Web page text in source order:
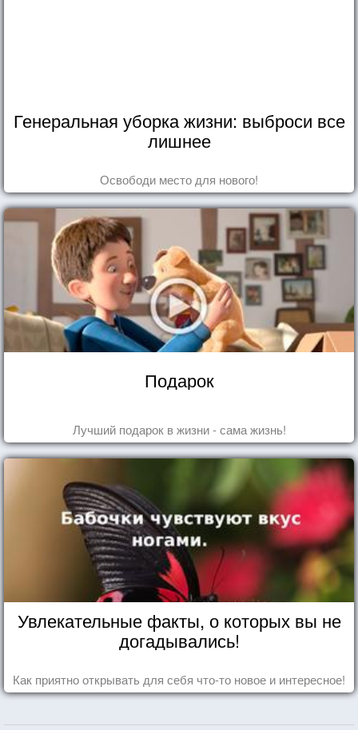
Генеральная уборка жизни: выброси все
лишнее
Освободи место для нового!
Подарок
Лучший подарок в жизни - сама жизнь!
Увлекательные факты, о которых вы не
догадывались!
Как приятно открывать для себя что-то новое и интересное!